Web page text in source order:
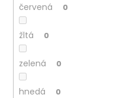
červená 0
žltá 0
zelená 0
hnedá 0
O
d
p
o
ú